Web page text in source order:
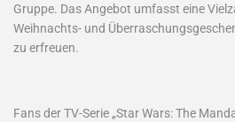
Gruppe. Das Angebot umfasst eine
Weihnachts- und
zu erfreuen.
Fans der TV-Serie „Star Wars: The